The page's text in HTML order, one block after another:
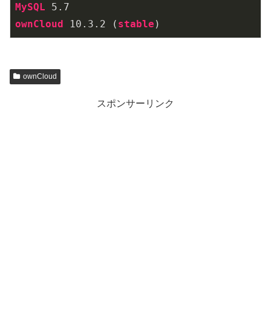
MySQL 5 .7
ownCloud
10 .3 .2 ( stable )
ownCloud
スポンサーリンク